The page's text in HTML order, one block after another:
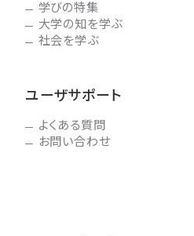
学びの特集
大学の知を学ぶ
社会を学ぶ
ユーザサポート
よくある質問
お問い合わせ